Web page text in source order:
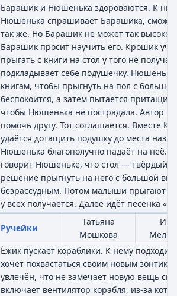
Барашик и Нюшенька здороваются. К
Нюшенька спрашивает Барашика,
так же. Но Барашик не может так высоко
Барашик просит научить его. Крошик
прыгать с книги на стол у того не
подкладывает себе подушечку. Нюшенька
книгам, чтобы прыгнуть на пол с
беспокоится, а затем пытается
чтобы Нюшенька не пострадала. Автор
помочь другу. Тот соглашается. Вместе
удаётся дотащить подушку до места
Нюшенька благополучно падаёт на неё.
говорит Нюшеньке, что стол — твёрдый,
решение прыгнуть на него с большой
безрассудным. Потом малыши прыгают с
у всех получается. Далее идёт песенка
Ручейки
Татьяна
Мошкова
Ёжик пускает кораблики. К нему
хочет похвастаться своим новым
увлечён, что не замечает новую вещь
включает вентилятор корабля, из-за